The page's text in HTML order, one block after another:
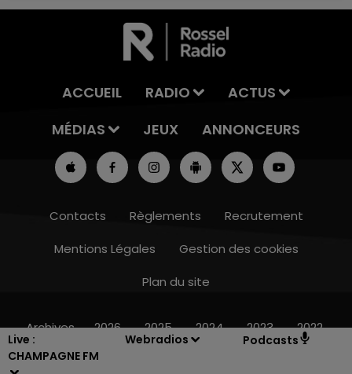
Live :
CHAMPAGNE FM
Webradios Podcasts
10h00 - 14h00
ACCUEIL RADIO
ACTUS
MÉDIAS
JEUX ANNONCEURS
Contacts Règlements
Recrutement
Mentions Légales
Gestion des cookies
Plan du site
Archives 2026 2025 2024 2023 2022